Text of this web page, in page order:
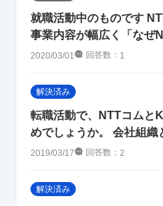
就職活動中のものです
事業内容が幅広く「なぜ
2020/03/01 回答数： 1
解決済み
転職活動で、NTTコムと
めでしょうか。 会社組
2019/03/17 回答数： 2
解決済み